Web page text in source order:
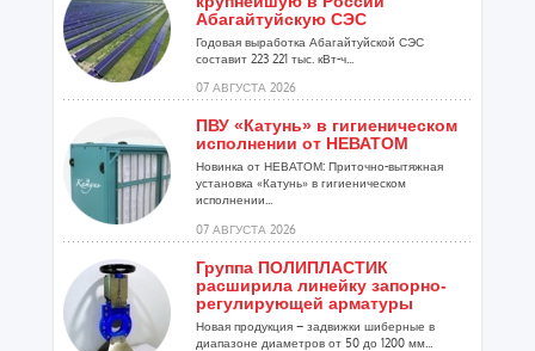
Абагайтуйскую СЭС
Годовая выработка Абагайтуйской СЭС
составит 223 221 тыс. кВт-ч...
07 АВГУСТА 2026
ПВУ «Катунь» в гигиеническом
исполнении от НЕВАТОМ
Новинка от НЕВАТОМ: Приточно-вытяжная
установка «Катунь» в гигиеническом
исполнении...
07 АВГУСТА 2026
Группа ПОЛИПЛАСТИК
расширила линейку запорно-
регулирующей арматуры
Новая продукция – задвижки шиберные в
диапазоне диаметров от 50 до 1200 мм...